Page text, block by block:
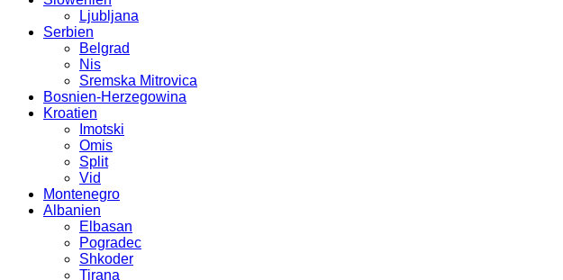
Ljubljana
Serbien
Belgrad
Nis
Sremska Mitrovica
Bosnien-Herzegowina
Kroatien
Imotski
Omis
Split
Vid
Montenegro
Albanien
Elbasan
Pogradec
Shkoder
Tirana